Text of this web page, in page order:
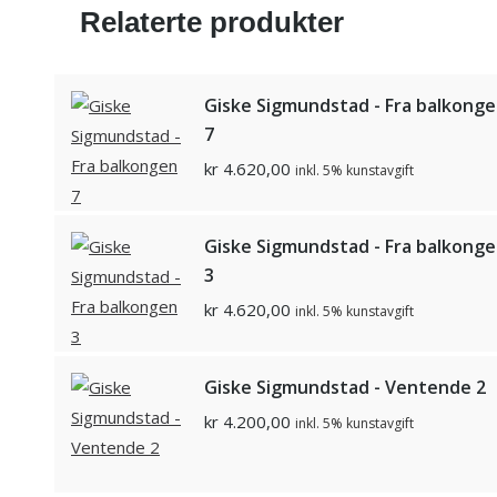
Relaterte produkter
Giske Sigmundstad - Fra
7
kr 4.620,00 inkl. 5% kunstavgift
Giske Sigmundstad - Fra
3
kr 4.620,00 inkl. 5% kunstavgift
Giske Sigmundstad - Ventende 2
kr 4.200,00 inkl. 5% kunstavgift